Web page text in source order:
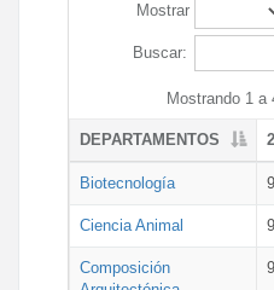
Mostrar
Buscar:
Mostrando 1 a
DEPARTAMENTOS
Biotecnología
Ciencia Animal
Composición